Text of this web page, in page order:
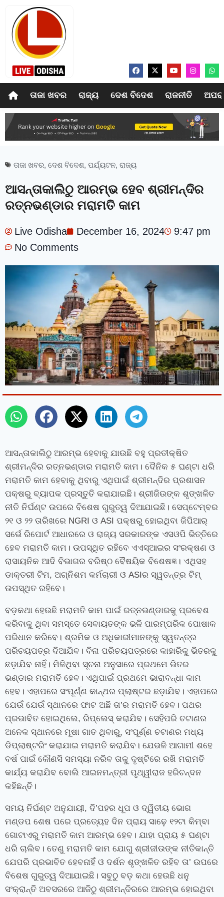
ତାଜା ଖବର ରାଜ୍ୟ ଦେଶ ବିଦେଶ ରାଜନୀତି
ତାଜା ଖବର, ଦେଶ ବିଦେଶ, ପର୍ଯ୍ୟଟନ, ରାଜ୍ୟ
ଆସନ୍ତାକାଲିଠୁ ଆରମ୍ଭ ହେବ ଶ୍ରୀମନ୍ଦିର
ରତ୍ନଭଣ୍ଡାର ମରାମତି କାମ
Live Odisha December 16, 2024
9:47 pm
No Comments
ଆସନ୍ତାକାଲିଠୁ ଆରମ୍ଭ ହେବାକୁ ଯାଉଛି ବହୁ ପ୍ରତୀକ୍ଷିତ
ଶ୍ରୀମନ୍ଦିର ରତ୍ନଭଣ୍ଡାର ମରାମତି କାମ। ଦୈନିକ ୫ ଘଣ୍ଟା ଧରି
ମରାମତି କାମ ହେବାକୁ ଥିବାରୁ ଏଥିପାଇଁ ଶ୍ରୀମନ୍ଦିର ପ୍ରଶାସନ
ପକ୍ଷରୁ ବ୍ୟାପକ ପ୍ରସ୍ତୁତି କରାଯାଇଛି। ଶ୍ରୀଜିଉଙ୍କ ଶୃଙ୍ଖଳିତ
ନୀତି ନିର୍ଘଣ୍ଟ ଉପରେ ବିଶେଷ ଗୁରୁତ୍ୱ ଦିଆଯାଇଛି। ସେପ୍ଟେମ୍ବର
୨୧ ଓ ୨୨ ତାରିଖରେ NGRI ଓ ASI ପକ୍ଷରୁ ହୋଇଥିବା ଜିପିଆର୍‌
ସର୍ଭେ ରିପୋର୍ଟ ଆଧାରରେ ଓ ରାଜ୍ୟ ସରକାରଙ୍କ ଏସଓପି ଭିତ୍ତିରେ
ହେବ ମରାମତି କାମ। ଉପସ୍ଥିତ ରହିବେ ଏଏସ୍ଆଇର ସଂରକ୍ଷଣ ଓ
ରାସାୟନିକ ଆଦି ବିଭାଗର ବରିଷ୍ଠ ବୈଷୟିକ ବିଶେଷଜ୍ଞ। ଏଥିସହ
ଡାକ୍ତରୀ ଟିମ, ଅଗ୍ନିଶମ କର୍ମଚାରୀ ଓ ASIର ସ୍ୱତନ୍ତ୍ର ଟିମ୍‌
ଉପସ୍ଥିତ ରହିବେ।
ବଡ଼କଥା ହେଉଛି ମରାମତି କାମ ପାଇଁ ରତ୍ନଭଣ୍ଡାରକୁ ପ୍ରବେଶ
କରିବାକୁ ଥିବା ସମସ୍ତେ ସେବାୟତଙ୍କ ଭଳି ପାରମ୍ପରିକ ପୋଷାକ
ପରିଧାନ କରିବେ। ଶ୍ରମିକ ଓ ଅଧିକାରୀମାନଙ୍କୁ ସ୍ୱତନ୍ତ୍ର
ପରିଚୟପତ୍ର ଦିଆଯିବ। ବିନା ପରିଚୟପତ୍ରରେ କାହାରିକୁ ଭିତରକୁ
ଛଡ଼ାଯିବ ନାହିଁ। ମିଳିଥିବା ସୂଚନା ଅନୁସାରେ ପ୍ରଥମେ ଭିତର
ଭଣ୍ଡାର ମରାମତି ହେବ। ଏଥିପାଇଁ ପ୍ରଥମେ ଭାରାବନ୍ଧା କାମ
ହେବ। ଏହାପରେ ସଂପୂର୍ଣ୍ଣ କାନ୍ଥର ପ୍ଲାଷ୍ଟର ଛଡ଼ାଯିବ। ଏହାପରେ
ଯେଉଁ ଯେଉଁ ସ୍ଥାନରେ ଫାଟ ଅଛି ତା’ର ମରାମତି ହେବ। ପଥର
ପ୍ରଭାବିତ ହୋଇଥିଲେ, ରିପ୍ଲେସ୍‌ କରାଯିବ। ସେହିପରି ଚଟାଣର
ଅନେକ ସ୍ଥାନରେ ମୂଷା ଗାତ ଥିବାରୁ, ସଂପୂର୍ଣ୍ଣ ଚଟାଣର ମଧ୍ୟ
ଡିପ୍ଲାଷ୍ଟରିଂ କରାଯାଇ ମରାମତି କରାଯିବ। ଯେଭଳି ଆଗାମୀ ଶହେ
ବର୍ଷ ପାଇଁ କୌଣସି ସମସ୍ୟା ନରିବ ତାକୁ ଦୃଷ୍ଟିରେ ରଖି ମରାମତି
କାର୍ଯ୍ୟ କରାଯିବ ବୋଲି ଆଇନମନ୍ତ୍ରୀ ପୃଥ୍ୱୀରାଜ ହରିଚନ୍ଦନ
କହିଛନ୍ତି।
ସମୟ ନିର୍ଘଣ୍ଟ ଅନୁଯାୟୀ, ଦି’ପହର ଧୂପ ଓ ଦ୍ୱିତୀୟ ଭୋଗ
ମଣ୍ଡପ ଶେଷ ପରେ ପ୍ରତ୍ୟେହ ଦିନ ପ୍ରାୟ ସାଢ଼େ ୧୨ଟା କିମ୍ବା
ଗୋଟାଏରୁ ମରାମତି କାମ ଆରମ୍ଭ ହେବ। ଯାହା ପ୍ରାୟ ୫ ଘଣ୍ଟା
ଧରି ଚାଲିବ। ତେଣୁ ମରାମତି କାମ ଯୋଗୁ ଶ୍ରୀଜୀଉଙ୍କ ନୀତିକାନ୍ତି
ଯେପରି ପ୍ରଭାବିତ ହେବନାହିଁ ଓ ଦର୍ଶନ ଶୃଙ୍ଖଳିତ ରହିବ ତା’ ଉପରେ
ବିଶେଷ ଗୁରୁତ୍ୱ ଦିଆଯାଇଛି। ସବୁଠୁ ବଡ଼ କଥା ହେଉଛି ଧନୁ
ସଂକ୍ରାନ୍ତି ଅବସରରେ ଆଜିଠୁ ଶ୍ରୀମନ୍ଦିରରେ ଆରମ୍ଭ ହୋଇଥିବା